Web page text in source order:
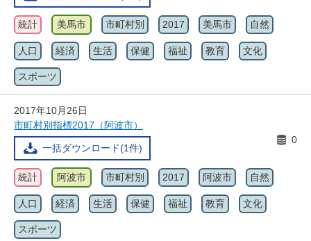
統計 美馬市 市町村別 2017 美馬市 自然
人口 経済 生活 保健 福祉 教育 文化
スポーツ
2017年10月26日
市町村別指標2017（阿波市）
一括ダウンロード(1件)
0
統計 阿波市 市町村別 2017 阿波市 自然
人口 経済 生活 保健 福祉 教育 文化
スポーツ